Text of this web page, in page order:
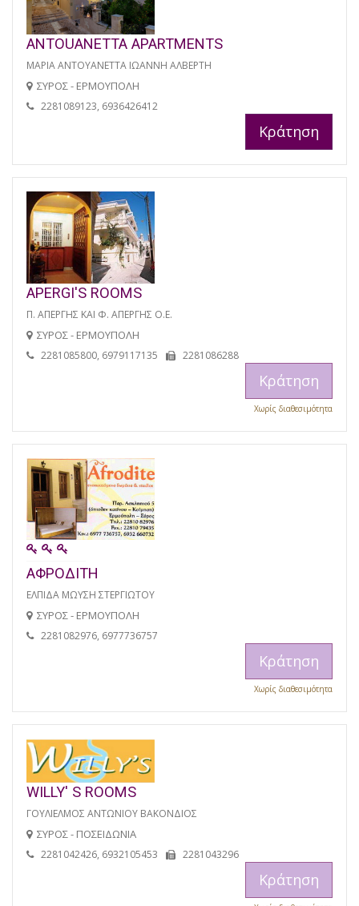
ANTOUANETTA APARTMENTS
ΜΑΡΙΑ ΑΝΤΟΥΑΝΕΤΤΑ ΙΩΑΝΝΗ ΑΛΒΕΡΤΗ
ΣΥΡΟΣ - ΕΡΜΟΥΠΟΛΗ
2281089123, 6936426412
Κράτηση
APERGI'S ROOMS
Π. ΑΠΕΡΓΗΣ ΚΑΙ Φ. ΑΠΕΡΓΗΣ Ο.Ε.
ΣΥΡΟΣ - ΕΡΜΟΥΠΟΛΗ
2281085800, 6979117135 2281086288
Κράτηση
Χωρίς διαθεσιμότητα
ΑΦΡΟΔΙΤΗ
ΕΛΠΙΔΑ ΜΩΥΣΗ ΣΤΕΡΓΙΩΤΟΥ
ΣΥΡΟΣ - ΕΡΜΟΥΠΟΛΗ
2281082976, 6977736757
Κράτηση
Χωρίς διαθεσιμότητα
WILLY' S ROOMS
ΓΟΥΛΙΕΛΜΟΣ ΑΝΤΩΝΙΟΥ ΒΑΚΟΝΔΙΟΣ
ΣΥΡΟΣ - ΠΟΣΕΙΔΩΝΙΑ
2281042426, 6932105453 2281043296
Κράτηση